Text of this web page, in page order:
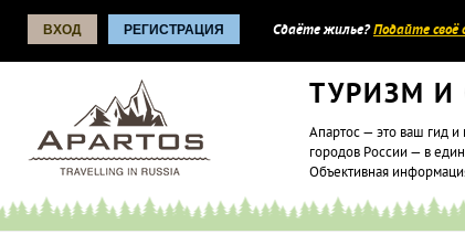
ВХОД РЕГИСТРАЦИЯ Сдаёте жилье?Подайте своё
ТУРИЗМ И
Апартос — это ваш гид и
городов России — в
Объективная